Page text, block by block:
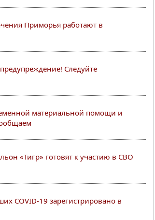
Приморья работают в
Следуйте
материальной помощи и
«Тигр» готовят к участию в СВО
COVID-19 зарегистрировано в